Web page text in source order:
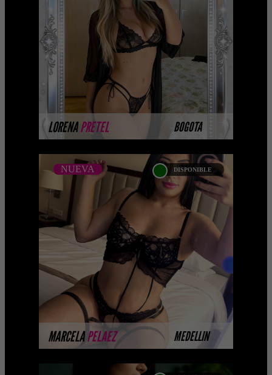
LORENAPRETEL BOGOTA
Platinum Esta modelo pertenece a
nuestro Catálogo Privado Platinum.
Selección privada de modelos con un
nivel de belleza y perform ...
MÁS INFORMACIÓN
MARCELAPELAEZ MEDELLIN
NUEVA DISPONIBLE
MARCELA PELAEZ
NUEVA
Próximamente.... Algunas de nuestras
modelos aún no tienen imágenes
disponibles en la web porque están
completando su sesión ...
MÁS INFORMACIÓN